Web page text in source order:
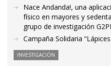
Nace Andanda!, una
físico en mayores y
grupo de investigación
Campaña Solidaria
INVESTIGACIÓN